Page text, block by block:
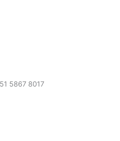
5867 8017